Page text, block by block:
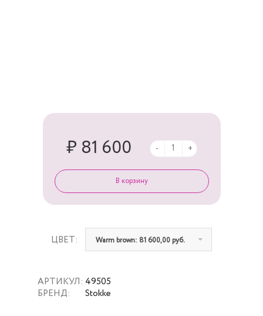
АРТИКУЛ:
БРЕНД:
49505
Stokke
ЦВЕТ: Warm brown: 81 600,00 руб.
₽ 81 600 - +